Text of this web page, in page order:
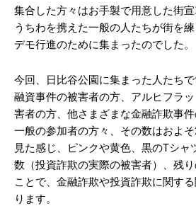
集合した方々はお手製で用意した街
うちわを携えた一般の人たちが街を
デモ行進のために集まったのでした。
今回、日比谷公園に集まった人たち
融資事件の被害者の方、アルヒフラ
害者の方、他さまざまな金融詐欺事
一般の参加者の方々、その数はおよ
見た感じ、ピンクや黄色、黒のTシャ
数（投資詐欺の実際の被害者）、残
ことで、金融詐欺や投資詐欺に関す
ります。